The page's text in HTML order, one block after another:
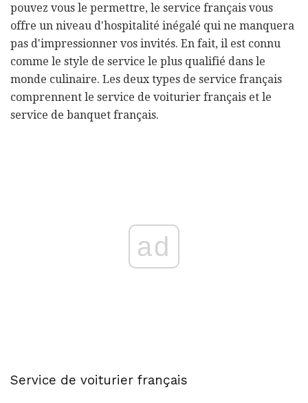
pouvez vous le permettre, le service français vous
offre un niveau d'hospitalité inégalé qui ne manquera
pas d'impressionner vos invités. En fait, il est connu
comme le style de service le plus qualifié dans le
monde culinaire. Les deux types de service français
comprennent le service de voiturier français et le
service de banquet français.
ad
Service de voiturier français